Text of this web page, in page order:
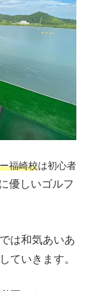
福崎校は初心者
優しいゴルフ
は和気あいあ
ていきます。